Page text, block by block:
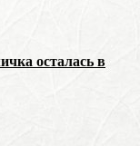
осталась в